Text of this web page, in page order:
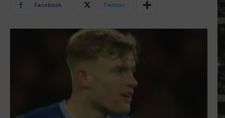
Facebook Twitter